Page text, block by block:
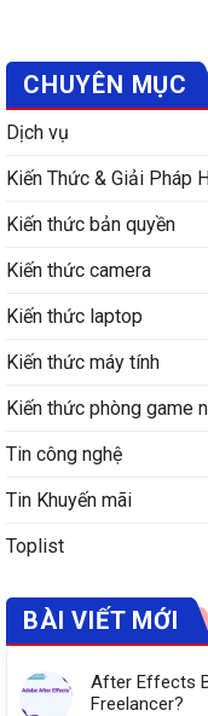
CHUYÊN MỤC
Dịch vụ
Kiến Thức & Giải Pháp
Kiến thức bản quyền
Kiến thức camera
Kiến thức laptop
Kiến thức máy tính
Kiến thức phòng game
Tin công nghệ
Tin Khuyến mãi
Toplist
BÀI VIẾT MỚI
After Effects
Freelancer?